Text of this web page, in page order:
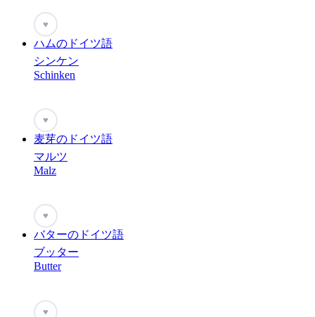
♥
ハムのドイツ語
シンケン
Schinken
♥
麦芽のドイツ語
マルツ
Malz
♥
バターのドイツ語
ブッター
Butter
♥